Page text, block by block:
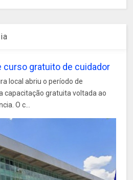
curso gratuito de cuidador
local abriu o período de
capacitação gratuita voltada ao
O c...